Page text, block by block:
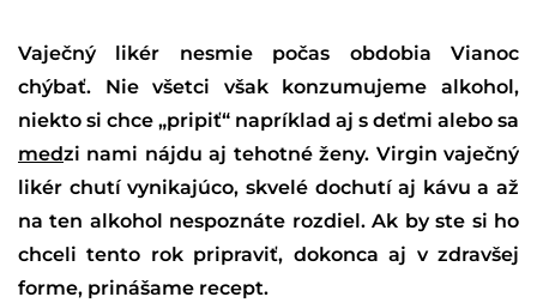
Vaječný likér nesmie počas obdobia Vianoc
chýbať. Nie všetci však konzumujeme alkohol,
niekto si chce „pripiť“ napríklad aj s deťmi alebo sa
medzi nami nájdu aj tehotné ženy. Virgin vaječný
likér chutí vynikajúco, skvelé dochutí aj kávu a až
na ten alkohol nespoznáte rozdiel. Ak by ste si ho
chceli tento rok pripraviť, dokonca aj v zdravšej
forme, prinášame recept.